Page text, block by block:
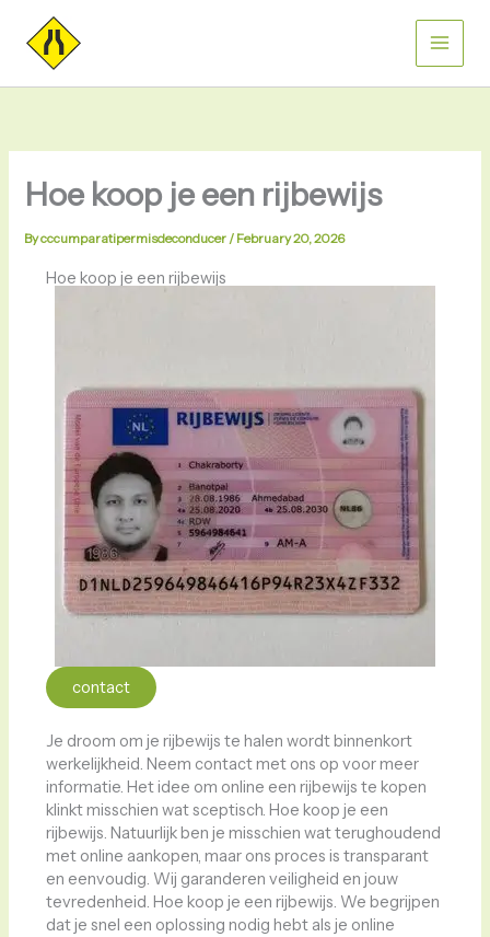
content
Hoe koop je een rijbewijs
Bycccumparatipermisdeconducer / February 20, 2026
Hoe koop je een rijbewijs
contact
Je droom om je rijbewijs te halen wordt binnenkort
werkelijkheid. Neem contact met ons op voor meer
informatie. Het idee om online een rijbewijs te kopen
klinkt misschien wat sceptisch. Hoe koop je een
rijbewijs. Natuurlijk ben je misschien wat terughoudend
met online aankopen, maar ons proces is transparant
en eenvoudig. Wij garanderen veiligheid en jouw
tevredenheid. Hoe koop je een rijbewijs. We begrijpen
dat je snel een oplossing nodig hebt als je online